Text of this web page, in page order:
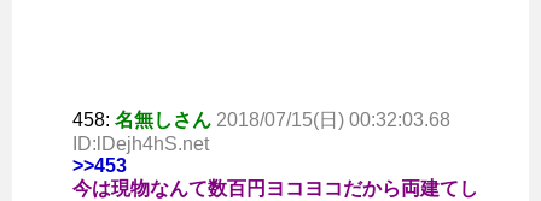
458: 名無しさん 2018/07/15(日) 00:32:03.68
ID:lDejh4hS.net
>>453
今は現物なんて数百円ヨコヨコだから両建てし